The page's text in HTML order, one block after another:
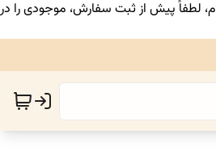
لطفاً پیش از ثبت سفارش، موجودی را در